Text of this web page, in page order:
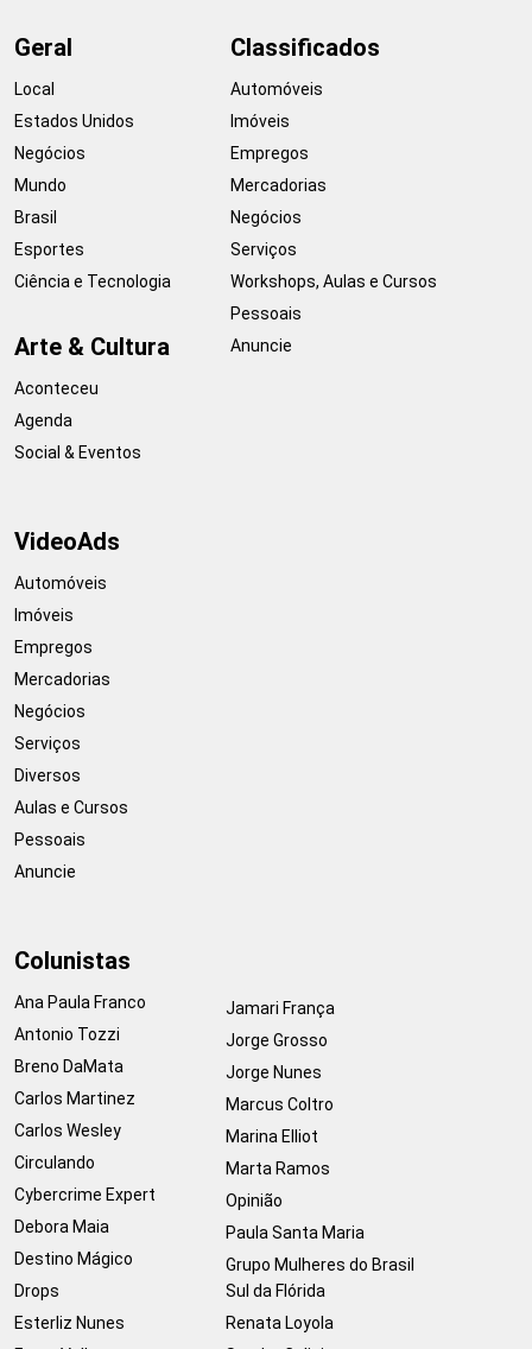
Geral
Local
Estados Unidos
Negócios
Mundo
Brasil
Esportes
Ciência e Tecnologia
Arte & Cultura
Aconteceu
Agenda
Social & Eventos
Classificados
Automóveis
Imóveis
Empregos
Mercadorias
Negócios
Serviços
Workshops, Aulas e Cursos
Pessoais
Anuncie
VideoAds
Automóveis
Imóveis
Empregos
Mercadorias
Negócios
Serviços
Diversos
Aulas e Cursos
Pessoais
Anuncie
Colunistas
Ana Paula Franco
Antonio Tozzi
Breno DaMata
Carlos Martinez
Carlos Wesley
Circulando
Cybercrime Expert
Debora Maia
Destino Mágico
Drops
Esterliz Nunes
Jamari França
Jorge Grosso
Jorge Nunes
Marcus Coltro
Marina Elliot
Marta Ramos
Opinião
Paula Santa Maria
Grupo Mulheres do Brasil
Sul da Flórida
Renata Loyola